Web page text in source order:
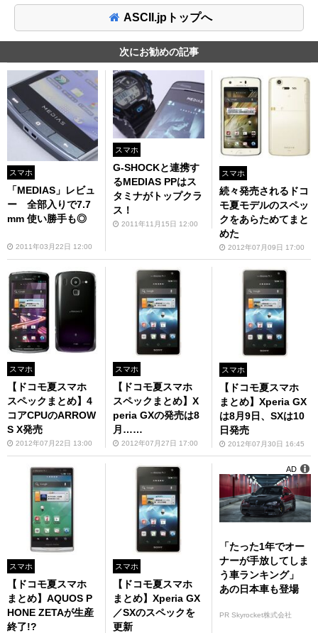
ASCII.jpトップへ
次にお勧めの記事
スマホ
「MEDIAS」レビュ
ー 全部入りで7.7
mm 使い勝手も◎
2011年03月22日 12:00
スマホ
G-SHOCKと連携す
るMEDIAS PPはス
タミナがトップクラ
ス！
2011年11月15日 12:00
スマホ
続々発売されるドコ
モ夏モデルのスペッ
クをあらためてまと
めた
2012年07月09日 17:00
スマホ
【ドコモ夏スマホ
スペックまとめ】4
コアCPUのARROW
S X発売
2012年07月22日 13:00
スマホ
【ドコモ夏スマホ
スペックまとめ】X
peria GXの発売は8
月……
2012年07月27日 17:00
スマホ
【ドコモ夏スマホ
まとめ】Xperia GX
は8月9日、SXは10
日発売
2012年07月30日 16:45
スマホ
【ドコモ夏スマホ
まとめ】AQUOS P
HONE ZETAが生産
終了!?
スマホ
【ドコモ夏スマホ
まとめ】Xperia GX
／SXのスペックを
更新
「たった1年でオー
ナーが手放してしま
う車ランキング」
あの日本車も登場
PR Skyrocket株式会社
AD